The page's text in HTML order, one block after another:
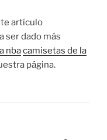
artículo
ser dado más
nbacamisetas de la
página.